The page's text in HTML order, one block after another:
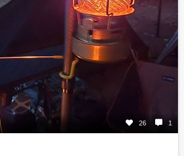
26 1